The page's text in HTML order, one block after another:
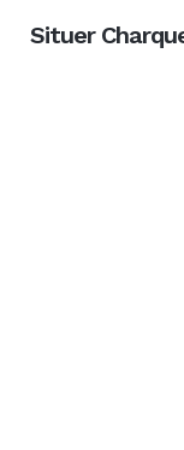
Situer